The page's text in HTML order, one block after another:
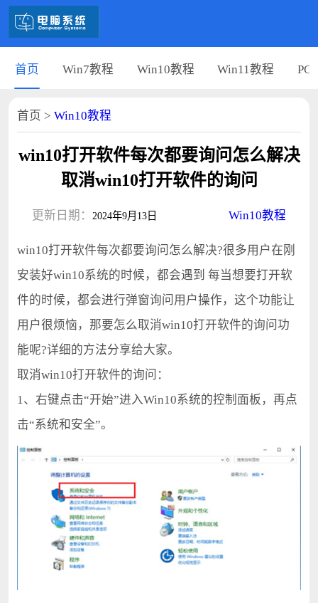
首页 Win7教程 Win10教程 Win11教程 PC
首页 > Win10教程
win10打开软件每次都要询问怎么解决
取消win10打开软件的询问
更新日期： 2024年9月13日 Win10教程
win10打开软件每次都要询问怎么解决?很多用户在刚
安装好win10系统的时候，都会遇到 每当想要打开软
件的时候，都会进行弹窗询问用户操作，这个功能让
用户很烦恼，那要怎么取消win10打开软件的询问功
能呢?详细的方法分享给大家。
取消win10打开软件的询问：
1、右键点击“开始”进入Win10系统的控制面板，再点
击“系统和安全”。